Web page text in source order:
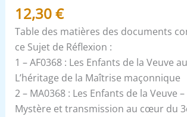
12,30€
Table des matières des documents
ce Sujet de Réflexion :
1 – AF0368 : Les Enfants de la Veuve
L’héritage de la Maîtrise maçonnique
2 – MA0368 : Les Enfants de la Veuve
Mystère et transmission au cœur du